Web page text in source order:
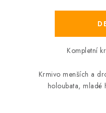
Kompletní
Krmivo menších a
holoubata, mladé